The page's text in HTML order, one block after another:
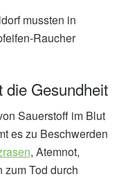
mussten in
Raucher
die Gesundheit
Sauerstoff im Blut
es zu Beschwerden
, Atemnot,
Tod durch